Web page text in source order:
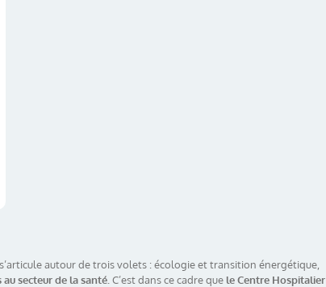
autour de trois volets : écologie et transition énergétique,
secteur de la santé. C’est dans ce cadre que le Centre Hospitalier